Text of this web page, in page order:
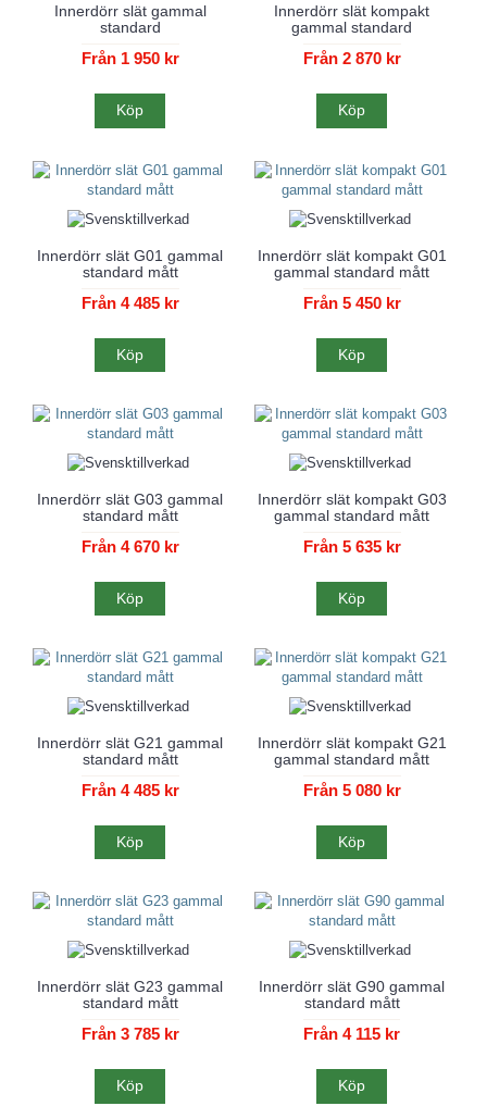
Innerdörr slät gammal
standard
Från 1 950 kr
Köp
Innerdörr slät kompakt
gammal standard
Från 2 870 kr
Köp
Innerdörr slät G01 gammal
standard mått
Från 4 485 kr
Köp
Innerdörr slät kompakt G01
gammal standard mått
Från 5 450 kr
Köp
Innerdörr slät G03 gammal
standard mått
Från 4 670 kr
Köp
Innerdörr slät kompakt G03
gammal standard mått
Från 5 635 kr
Köp
Innerdörr slät G21 gammal
standard mått
Från 4 485 kr
Köp
Innerdörr slät kompakt G21
gammal standard mått
Från 5 080 kr
Köp
Innerdörr slät G23 gammal
standard mått
Från 3 785 kr
Köp
Innerdörr slät G90 gammal
standard mått
Från 4 115 kr
Köp